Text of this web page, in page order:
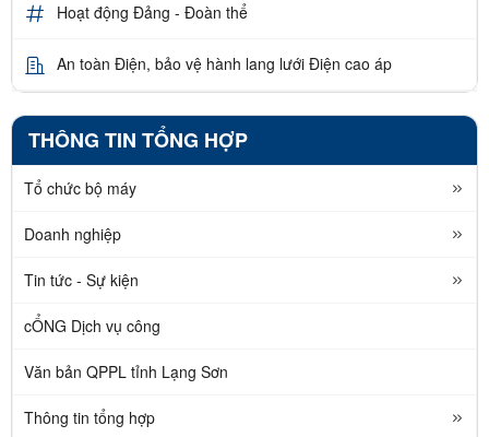
Hoạt động Đảng - Đoàn thể
An toàn Điện, bảo vệ hành lang lưới Điện cao áp
THÔNG TIN TỔNG HỢP
Tổ chức bộ máy
Doanh nghiệp
Tin tức - Sự kiện
cỔNG Dịch vụ công
Văn bản QPPL tỉnh Lạng Sơn
Thông tin tổng hợp